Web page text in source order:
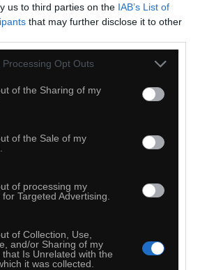
us to third parties on the IAB’s List of
that may further disclose it to other
Opt Outs
of the Sharing of my
of the Sale of my
of processing my
Targeted Advertising.
of Collection, Use,
and/or Sharing of my
that Is Unrelated with the
it was collected.